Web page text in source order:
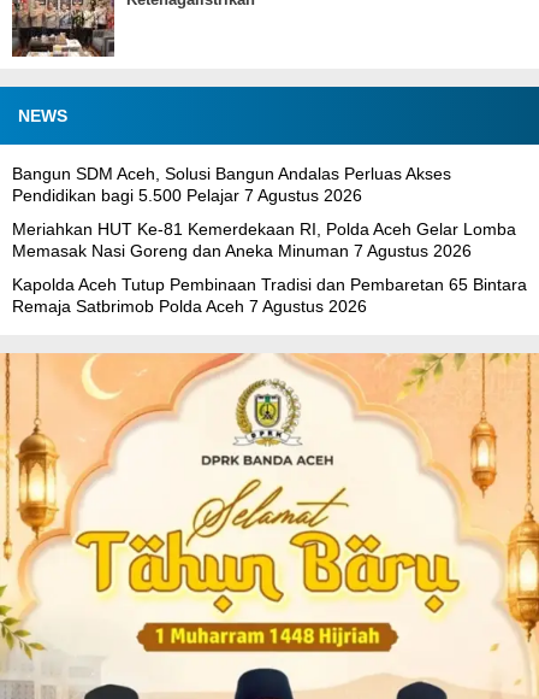
NEWS
Bangun SDM Aceh, Solusi Bangun Andalas Perluas Akses
Pendidikan bagi 5.500 Pelajar 7 Agustus 2026
Meriahkan HUT Ke-81 Kemerdekaan RI, Polda Aceh Gelar Lomba
Memasak Nasi Goreng dan Aneka Minuman 7 Agustus 2026
Kapolda Aceh Tutup Pembinaan Tradisi dan Pembaretan 65 Bintara
Remaja Satbrimob Polda Aceh 7 Agustus 2026